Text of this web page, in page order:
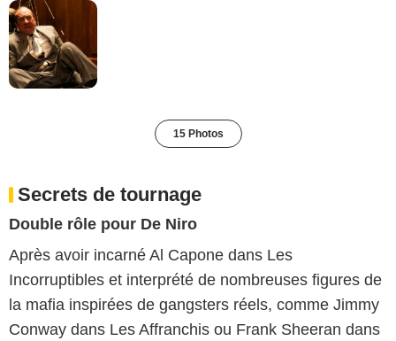
15 Photos
Secrets de tournage
Double rôle pour De Niro
Après avoir incarné Al Capone dans Les
Incorruptibles et interprété de nombreuses figures de
la mafia inspirées de gangsters réels, comme Jimmy
Conway dans Les Affranchis ou Frank Sheeran dans